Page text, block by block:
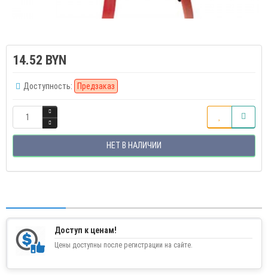
14.52 BYN
Доступность: Предзаказ
НЕТ В НАЛИЧИИ
Доступ к ценам!
Цены доступны после регистрации на сайте.